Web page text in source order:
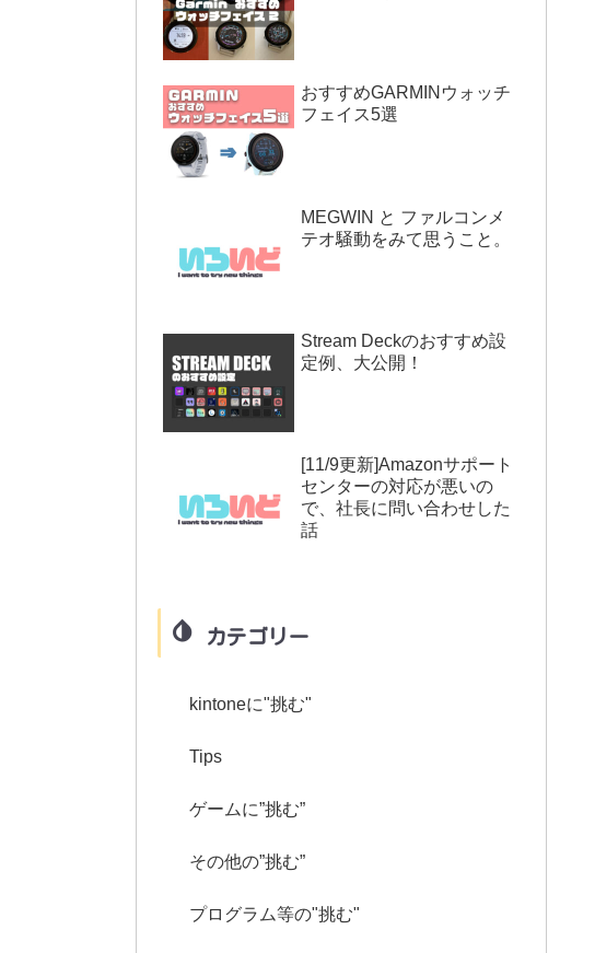
おすすめGARMINウォッチ
フェイス5選
MEGWIN と ファルコンメ
テオ騒動をみて思うこと。
Stream Deckのおすすめ設
定例、大公開！
[11/9更新]Amazonサポート
センターの対応が悪いの
で、社長に問い合わせした
話
カテゴリー
kintoneに"挑む"
Tips
ゲームに”挑む”
その他の”挑む”
プログラム等の"挑む"